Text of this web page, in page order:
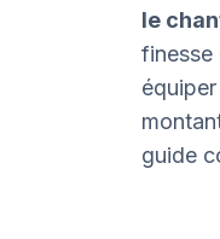
le
finesse
guide